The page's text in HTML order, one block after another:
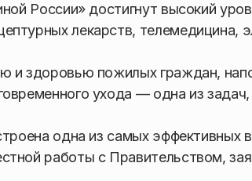
России» достигнут высокий
лекарств, телемедицина,
и здоровью пожилых граждан,
ухода — одна из
одна из самых эффективных
работы с Правительством,